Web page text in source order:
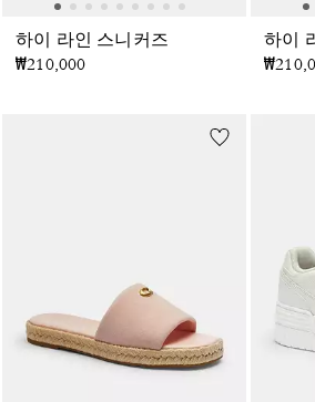
하이 라인 스니커즈
₩210,000
하이